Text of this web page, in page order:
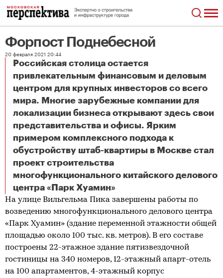
Форпост Поднебесной
20 февраля 2021 20:44
Российская столица остается
привлекательным финансовым и деловым
центром для крупных инвесторов со всего
мира. Многие зарубежные компании для
локализации бизнеса открывают здесь свои
представительства и офисы. Ярким
примером комплексного подхода к
обустройству штаб-квартиры в Москве стал
проект строительства
многофункционального китайского делового
центра «Парк Хуамин»
Форпост Поднебесной
На улице Вильгельма Пика завершены работы по
возведению многофункционального делового центра
«Парк Хуамин» (здание переменной этажности общей
площадью около 100 тыс. кв. метров). В его составе
построены 22-этажное здание пятизвездочной
гостиницы на 340 номеров, 12-этажный апарт-отель
на 100 апартаментов, 4-этажный корпус